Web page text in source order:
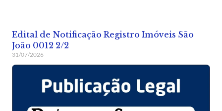
Edital de Notificação Registro Imóveis São
João 0012 2/2
31/07/2026